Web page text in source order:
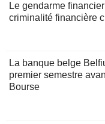
Le gendarme
criminalité financière
La banque belge
premier semestre
Bourse